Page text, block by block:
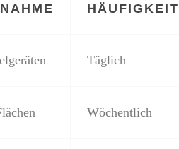
HÄUFIGKEIT
Täglich
Wöchentlich